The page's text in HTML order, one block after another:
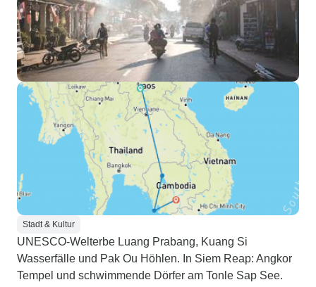
Stadt & Kultur
UNESCO-Welterbe Luang Prabang, Kuang Si
Wasserfälle und Pak Ou Höhlen. In Siem Reap: Angkor
Tempel und schwimmende Dörfer am Tonle Sap See.